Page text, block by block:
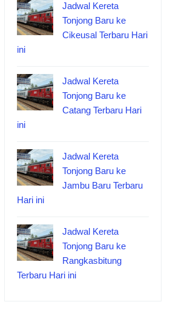
Jadwal Kereta
Tonjong Baru ke
Cikeusal Terbaru Hari
ini
Jadwal Kereta
Tonjong Baru ke
Catang Terbaru Hari
ini
Jadwal Kereta
Tonjong Baru ke
Jambu Baru Terbaru
Hari ini
Jadwal Kereta
Tonjong Baru ke
Rangkasbitung
Terbaru Hari ini